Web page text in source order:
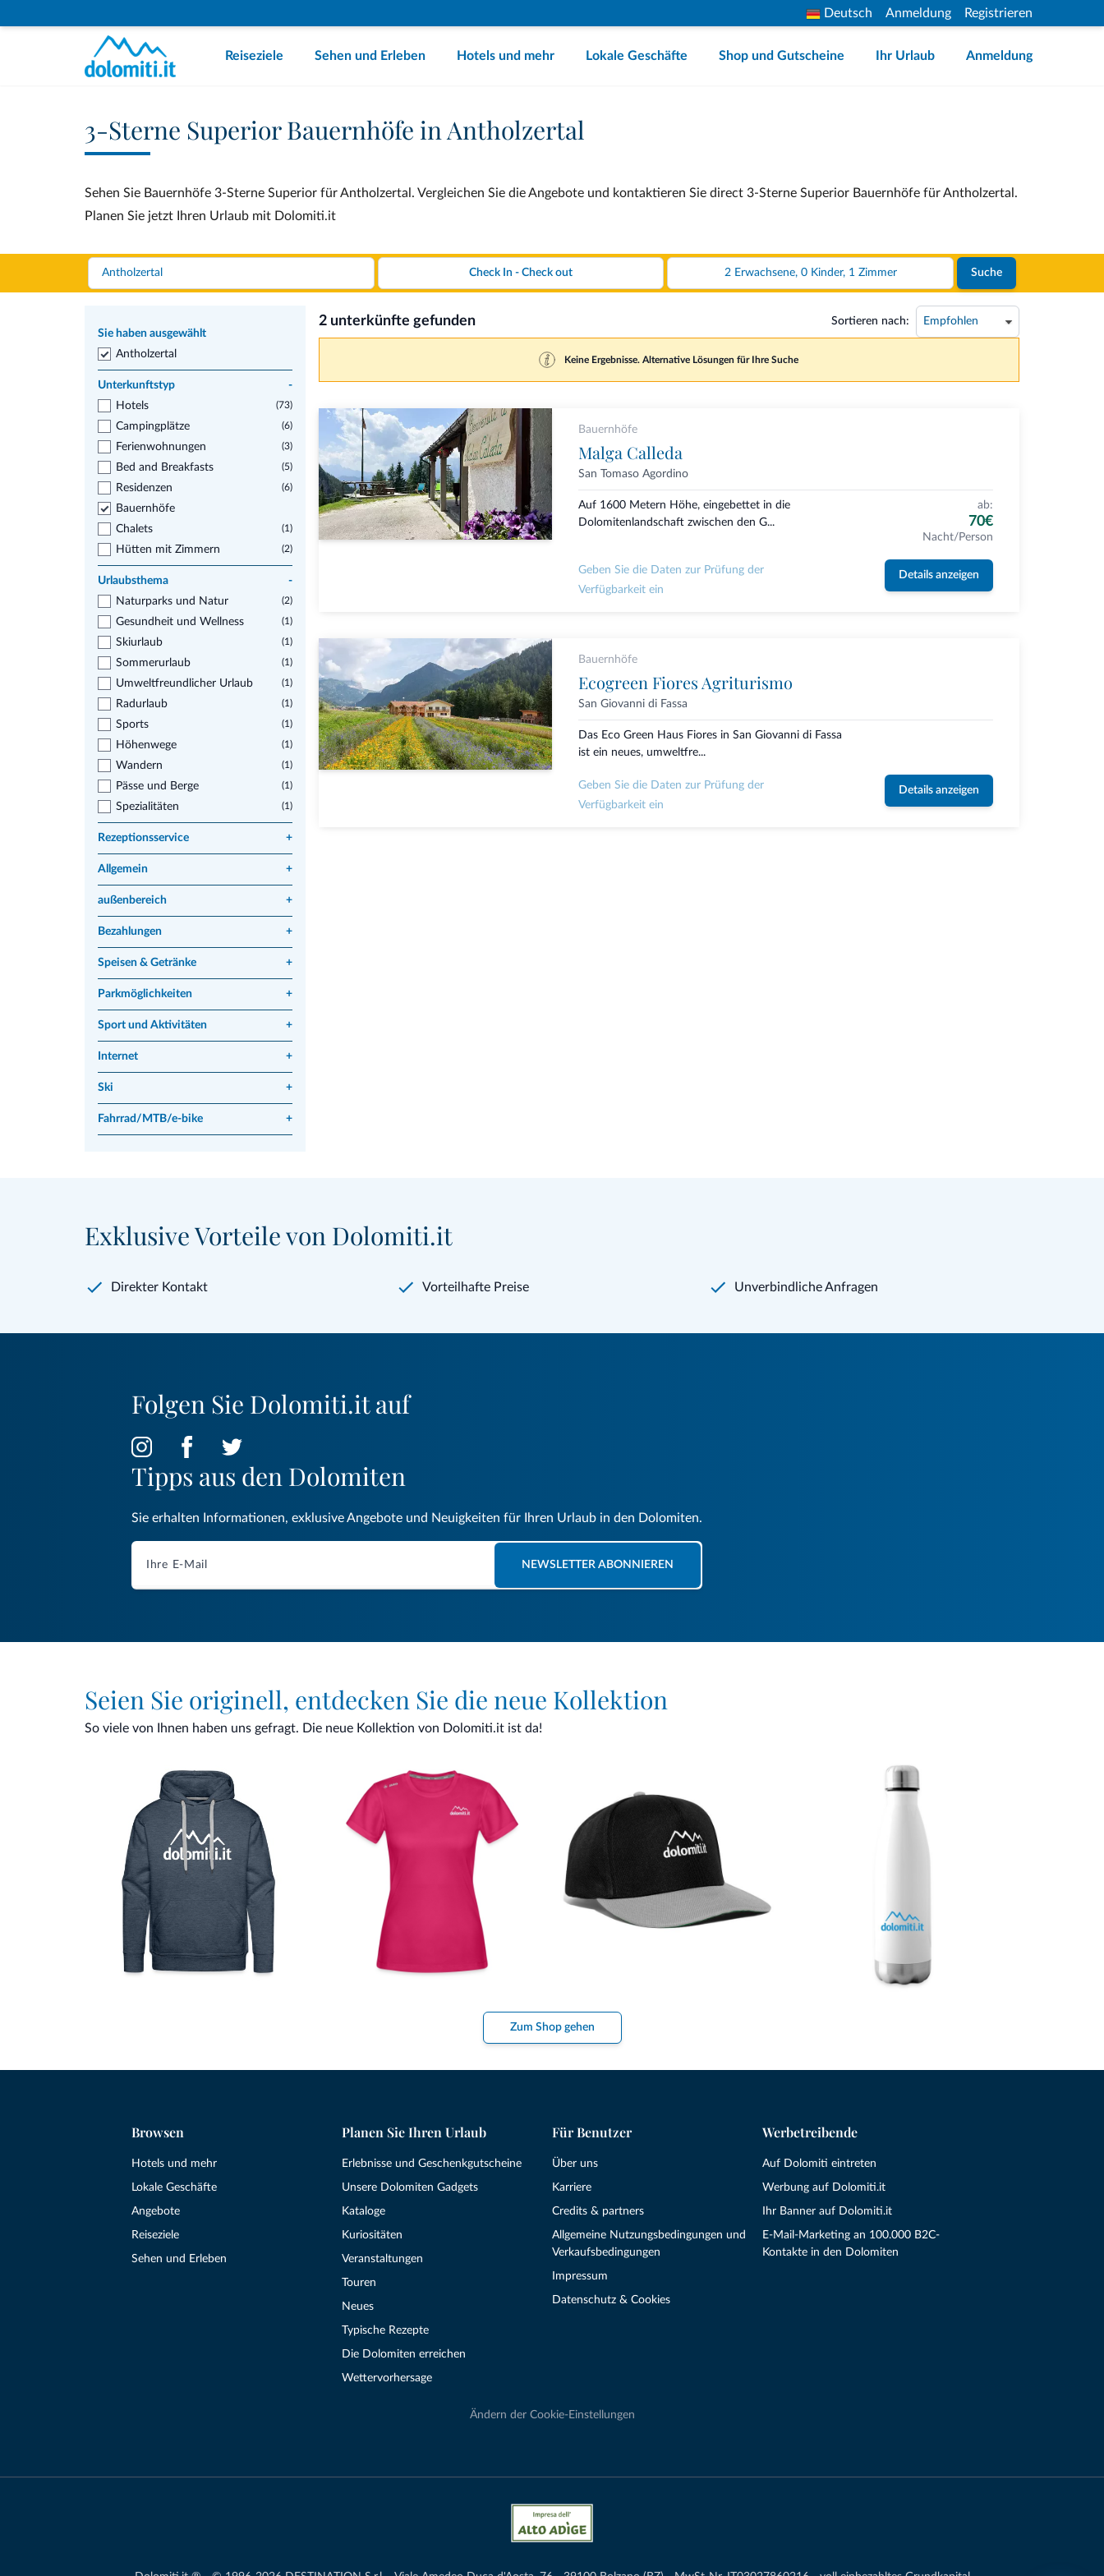
Deutsch Anmeldung Registrieren
Reiseziele Sehen und Erleben Hotels und mehr Lokale Geschäfte Shop und Gutscheine Ihr Urlaub Anmeldung
3-Sterne Superior Bauernhöfe in Antholzertal
Sehen Sie Bauernhöfe 3-Sterne Superior für Antholzertal. Vergleichen Sie die Angebote und kontaktieren Sie direct 3-Sterne Superior Bauernhöfe für Antholzertal.
Planen Sie jetzt Ihren Urlaub mit Dolomiti.it
2 Erwachsene, 0 Kinder, 1 Zimmer Suche
Sie haben ausgewählt
Antholzertal
Unterkunftstyp
-
Hotels
(73)
Campingplätze (6)
Ferienwohnungen (3)
Bed and Breakfasts (5)
Residenzen (6)
Bauernhöfe
Chalets
(1)
Hütten mit Zimmern (2)
Urlaubsthema
-
Naturparks und Natur
(2)
Gesundheit und Wellness (1)
Skiurlaub (1)
Sommerurlaub (1)
Umweltfreundlicher Urlaub (1)
Radurlaub (1)
Sports (1)
Höhenwege (1)
Wandern (1)
Pässe und Berge (1)
Spezialitäten (1)
Rezeptionsservice +
Allgemein +
außenbereich +
Bezahlungen +
Speisen & Getränke +
Parkmöglichkeiten +
Sport und Aktivitäten +
Internet +
Ski +
Fahrrad/MTB/e-bike +
2 unterkünfte gefunden Sortieren nach:
Keine Ergebnisse. Alternative Lösungen für Ihre Suche
Bauernhöfe
Malga Calleda
San Tomaso Agordino
Auf 1600 Metern Höhe, eingebettet in die
Dolomitenlandschaft zwischen den G...
ab:
70€
Nacht/Person
Geben Sie die Daten zur Prüfung der
Verfügbarkeit ein
Details anzeigen
Bauernhöfe
Ecogreen Fiores Agriturismo
San Giovanni di Fassa
Das Eco Green Haus Fiores in San Giovanni di Fassa
ist ein neues, umweltfre...
Geben Sie die Daten zur Prüfung der
Verfügbarkeit ein
Details anzeigen
Exklusive Vorteile von Dolomiti.it
Direkter Kontakt Vorteilhafte Preise Unverbindliche Anfragen
Folgen Sie Dolomiti.it auf
Tipps aus den Dolomiten
Sie erhalten Informationen, exklusive Angebote und Neuigkeiten für Ihren Urlaub in den Dolomiten.
NEWSLETTER ABONNIEREN
Seien Sie originell, entdecken Sie die neue Kollektion
So viele von Ihnen haben uns gefragt. Die neue Kollektion von Dolomiti.it ist da!
Zum Shop gehen
Browsen
Hotels und mehr
Lokale Geschäfte
Angebote
Reiseziele
Sehen und Erleben
Planen Sie Ihren Urlaub
Erlebnisse und Geschenkgutscheine
Unsere Dolomiten Gadgets
Kataloge
Kuriositäten
Veranstaltungen
Touren
Neues
Typische Rezepte
Die Dolomiten erreichen
Wettervorhersage
Für Benutzer
Über uns
Karriere
Credits & partners
Allgemeine Nutzungsbedingungen und
Verkaufsbedingungen
Impressum
Datenschutz & Cookies
Werbetreibende
Auf Dolomiti eintreten
Werbung auf Dolomiti.it
Ihr Banner auf Dolomiti.it
E-Mail-Marketing an 100.000 B2C-
Kontakte in den Dolomiten
Ändern der Cookie-Einstellungen